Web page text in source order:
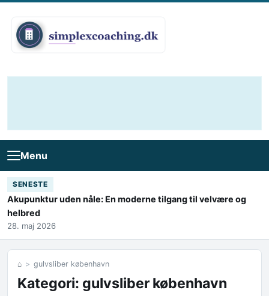
Menu
SENESTE
Akupunktur uden nåle: En moderne tilgang til velvære og
helbred
28. maj 2026
⌂ gulvsliber københavn
Kategori: gulvsliber københavn